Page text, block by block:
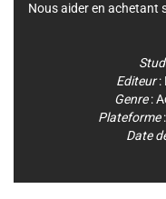
Nous aider en achetant
Editeur:
Genre:
Plateforme:
Date